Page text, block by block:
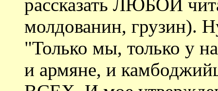
рассказать ЛЮБОЙ
молдованин, грузин).
"Только мы, только у
и армяне, и